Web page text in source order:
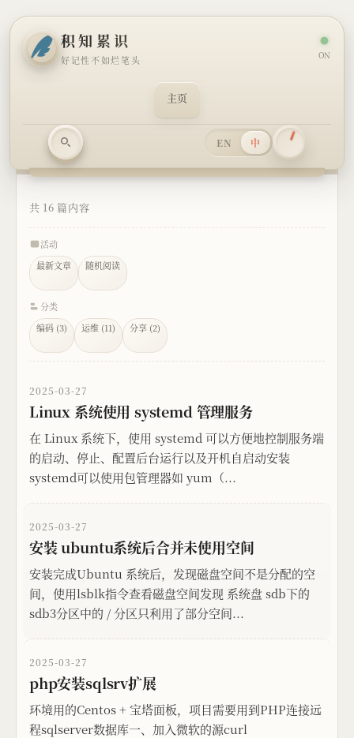
积知累识
好记性不如烂笔头 ON
主页
EN 中
共 16 篇内容
活动
最新文章
随机阅读
分类
编码 (3)
运维 (11) 分享 (2)
2025-03-27
Linux 系统使用 systemd 管理服务
在 Linux 系统下，使用 systemd 可以方便地控制服务端
的启动、停止、配置后台运行以及开机自启动安装
systemd可以使用包管理器如 yum（...
2025-03-27
安装 ubuntu系统后合并未使用空间
安装完成Ubuntu 系统后，发现磁盘空间不是分配的空
间，使用lsblk指令查看磁盘空间发现 系统盘 sdb下的
sdb3分区中的 / 分区只利用了部分空间...
2025-03-27
php安装sqlsrv扩展
环境用的Centos + 宝塔面板，项目需要用到PHP连接远
程sqlserver数据库一、加入微软的源curl